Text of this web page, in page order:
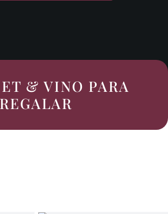
& VINO PARA
REGALAR